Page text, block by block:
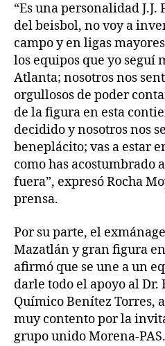
“Es una personalidad J.J.
del beisbol, no voy a
campo y en ligas
los equipos que yo seguí
Atlanta; nosotros nos
orgullosos de poder
de la figura en esta
decidido y nosotros nos
beneplácito; vas a estar
como has acostumbrado
fuera”, expresó Rocha
prensa.
Por su parte, el
Mazatlán y gran figura
afirmó que se une a un
darle todo el apoyo al Dr.
Químico Benítez Torres,
muy contento por la
grupo unido Morena-PAS.